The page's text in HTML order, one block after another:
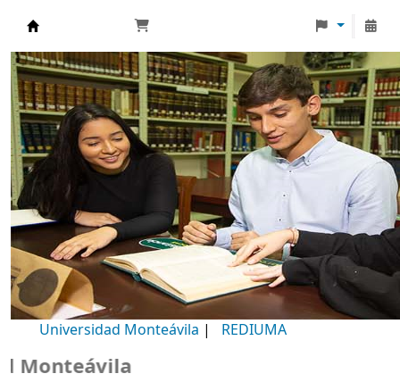
Biblioteca Universidad Monteávila
Universidad Monteávila | REDIUMA